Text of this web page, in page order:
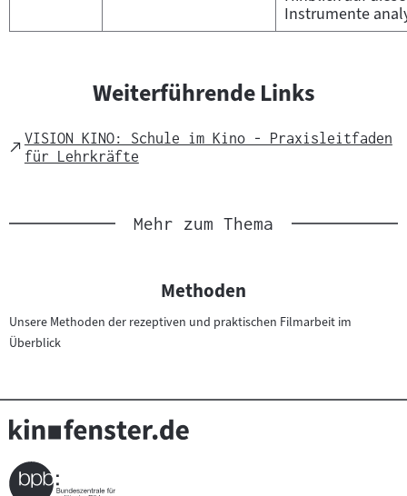
Instrumente
Weiterführende Links
External
Link
VISION KINO: Schule im Kino - Praxisleitfaden
für Lehrkräfte
Mehr zum Thema
Methoden
Unsere Methoden der rezeptiven und praktischen Filmarbeit im
Überblick